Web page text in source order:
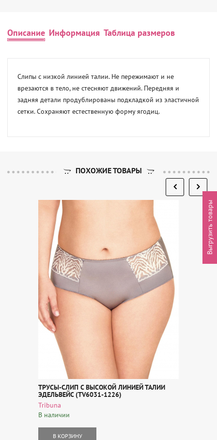
Описание Информация Таблица размеров
Слипы с низкой линией талии. Не пережимают и не
врезаются в тело, не стесняют движений. Передняя и
задняя детали продублированы подкладкой из эластичной
сетки. Сохраняют естественную форму ягодиц.
ПОХОЖИЕ ТОВАРЫ
ТРУСЫ-СЛИП С ВЫСОКОЙ ЛИНИЕЙ ТАЛИИ
ЭДЕЛЬВЕЙС (TV6031-1226)
Tribuna
В наличии
В КОРЗИНУ
Выгрузить товары